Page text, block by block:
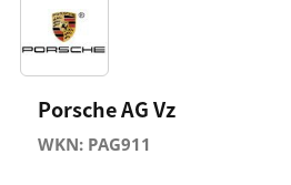
Porsche AG Vz
WKN: PAG911